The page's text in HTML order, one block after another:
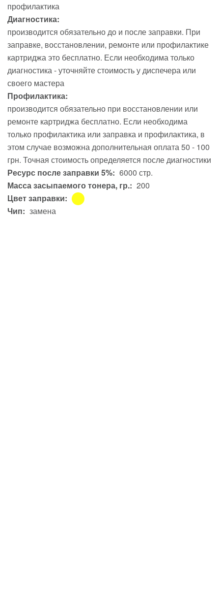
профилактика
Диагностика:
производится обязательно до и после заправки. При
заправке, восстановлении, ремонте или профилактике
картриджа это бесплатно. Если необходима только
диагностика - уточняйте стоимость у диспечера или
своего мастера
Профилактика:
производится обязательно при восстановлении или
ремонте картриджа бесплатно. Если необходима
только профилактика или заправка и профилактика, в
этом случае возможна дополнительная оплата 50 - 100
грн. Точная стоимость определяется после диагностики
Ресурс после заправки 5%: 6000 стр.
Масса засыпаемого тонера, гр.: 200
Цвет заправки:
Чип: замена